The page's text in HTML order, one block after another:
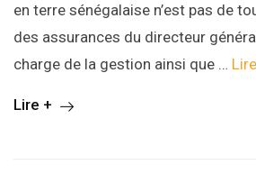
en terre sénégalaise n’est pas de
des assurances du directeur
charge de la gestion ainsi que …
Lire +